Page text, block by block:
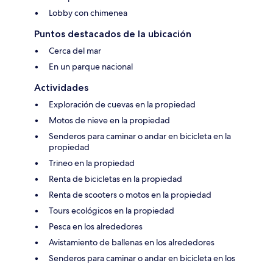
Lobby con chimenea
Puntos destacados de la ubicación
Cerca del mar
En un parque nacional
Actividades
Exploración de cuevas en la propiedad
Motos de nieve en la propiedad
Senderos para caminar o andar en bicicleta en la
propiedad
Trineo en la propiedad
Renta de bicicletas en la propiedad
Renta de scooters o motos en la propiedad
Tours ecológicos en la propiedad
Pesca en los alrededores
Avistamiento de ballenas en los alrededores
Senderos para caminar o andar en bicicleta en los